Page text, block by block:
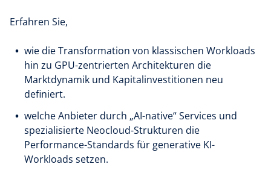
Erfahren Sie,
wie die Transformation von klassischen Workloads
hin zu GPU-zentrierten Architekturen die
Marktdynamik und Kapitalinvestitionen neu
definiert.
welche Anbieter durch „AI-native“ Services und
spezialisierte Neocloud-Strukturen die
Performance-Standards für generative KI-
Workloads setzen.